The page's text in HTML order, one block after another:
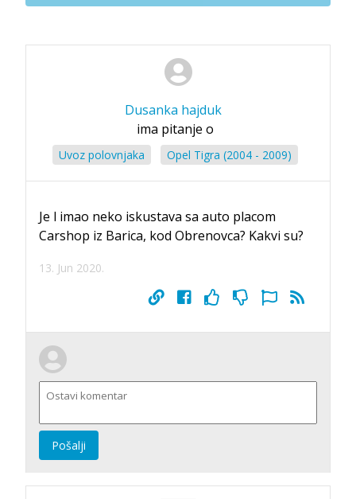
Dusanka hajduk
ima pitanje o
Uvoz polovnjaka Opel Tigra (2004 - 2009)
Je l imao neko iskustava sa auto placom
Carshop iz Barica, kod Obrenovca? Kakvi su?
13. Jun 2020.
Pošalji